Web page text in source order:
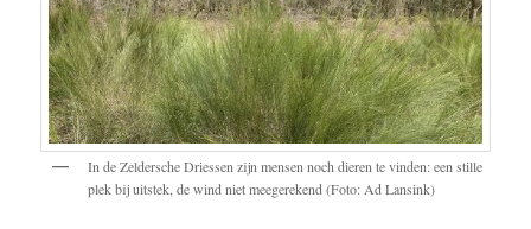
In de Zeldersche Driessen zijn mensen noch dieren te vinden: een stille
plek bij uitstek, de wind niet meegerekend (Foto: Ad Lansink)